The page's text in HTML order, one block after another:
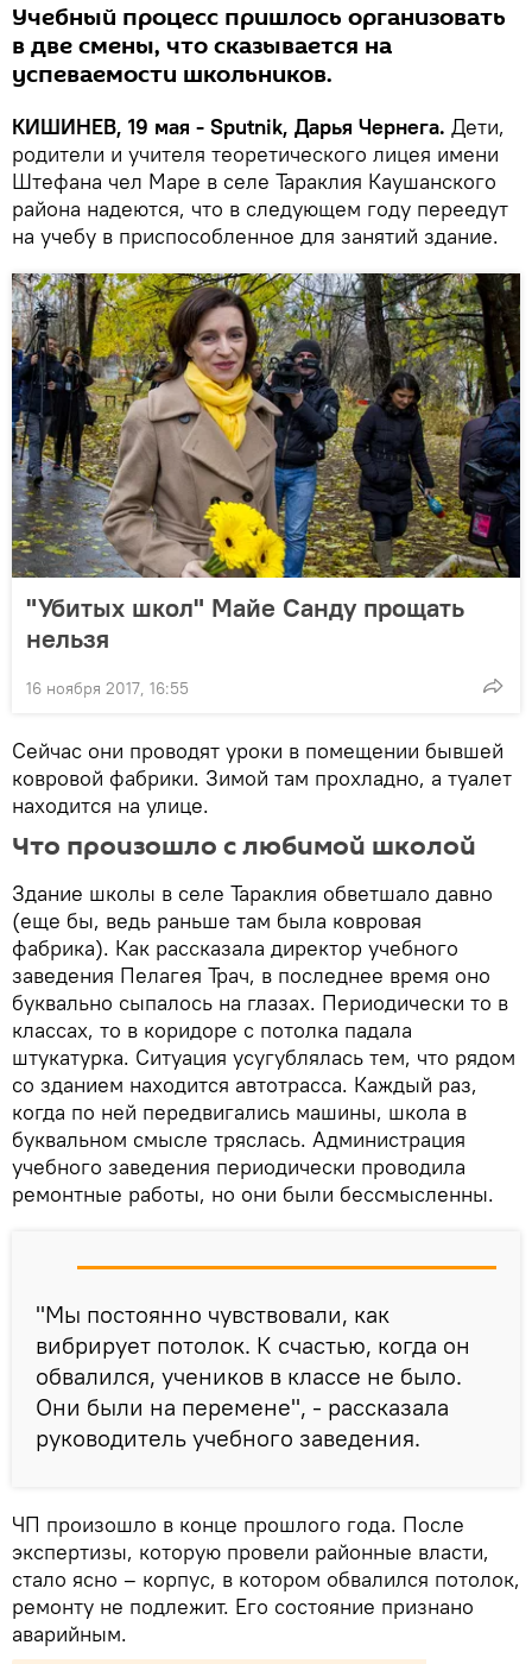
Учебный процесс пришлось организовать
в две смены, что сказывается на
успеваемости школьников.
КИШИНЕВ, 19 мая - Sputnik, Дарья Чернега. Дети,
родители и учителя теоретического лицея имени
Штефана чел Маре в селе Тараклия Каушанского
района надеются, что в следующем году переедут
на учебу в приспособленное для занятий здание.
"Убитых школ" Майе Санду прощать
нельзя
16 ноября 2017, 16:55
Сейчас они проводят уроки в помещении бывшей
ковровой фабрики. Зимой там прохладно, а туалет
находится на улице.
Что произошло с любимой школой
Здание школы в селе Тараклия обветшало давно
(еще бы, ведь раньше там была ковровая
фабрика). Как рассказала директор учебного
заведения Пелагея Трач, в последнее время оно
буквально сыпалось на глазах. Периодически то в
классах, то в коридоре с потолка падала
штукатурка. Ситуация усугублялась тем, что рядом
со зданием находится автотрасса. Каждый раз,
когда по ней передвигались машины, школа в
буквальном смысле тряслась. Администрация
учебного заведения периодически проводила
ремонтные работы, но они были бессмысленны.
"Мы постоянно чувствовали, как
вибрирует потолок. К счастью, когда он
обвалился, учеников в классе не было.
Они были на перемене", - рассказала
руководитель учебного заведения.
ЧП произошло в конце прошлого года. После
экспертизы, которую провели районные власти,
стало ясно – корпус, в котором обвалился потолок,
ремонту не подлежит. Его состояние признано
аварийным.